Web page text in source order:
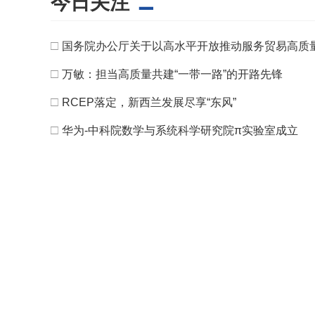
□ 国务院办公厅关于以高水平开放推动服务贸易高质
□ 万敏：担当高质量共建“一带一路”的开路先锋
□ RCEP落定，新西兰发展尽享“东风”
□ 华为-中科院数学与系统科学研究院π实验室成立